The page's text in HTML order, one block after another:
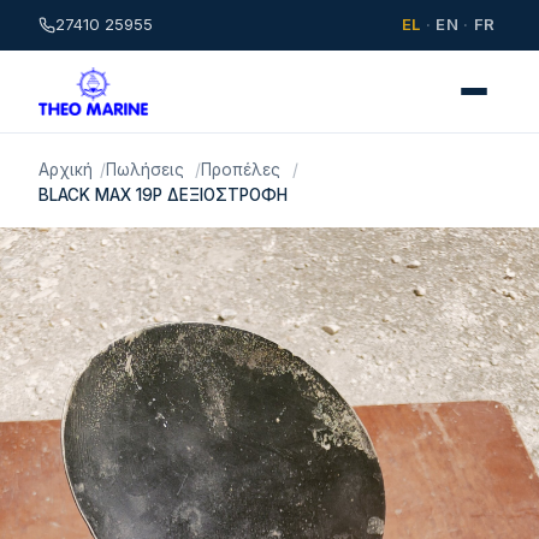
27410 25955 EL · EN · FR
Αρχική Πωλήσεις
Προπέλες
BLACK MAX 19P ΔΕΞΙΟΣΤΡΟΦΗ